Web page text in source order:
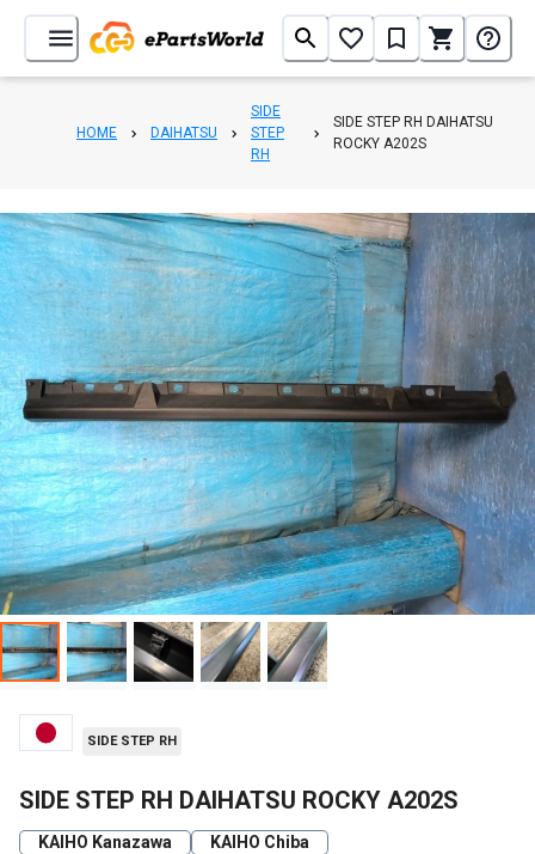
HOME DAIHATSU
SIDE
STEP
RH
SIDE STEP RH DAIHATSU
ROCKY A202S
1/
SIDE STEP RH
SIDE STEP RH DAIHATSU ROCKY A202S
KAIHO Kanazawa KAIHO Chiba